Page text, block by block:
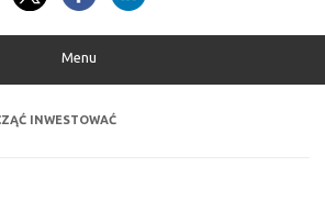
Menu
INWESTOWAĆ